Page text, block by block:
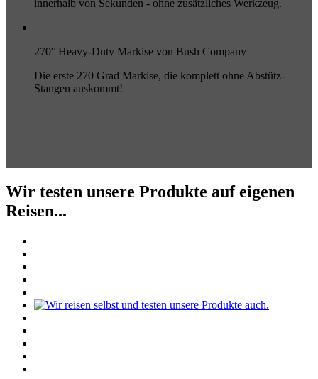
innerhalb von Sekunden - ohne zusätzliches Werkzeug.
270° Heavy-Duty Markise von Bush Company
Die erste 270 Grad Markise, die komplett ohne Abstütz-
Stangen auskommt!
Wir testen unsere Produkte auf eigenen
Reisen...